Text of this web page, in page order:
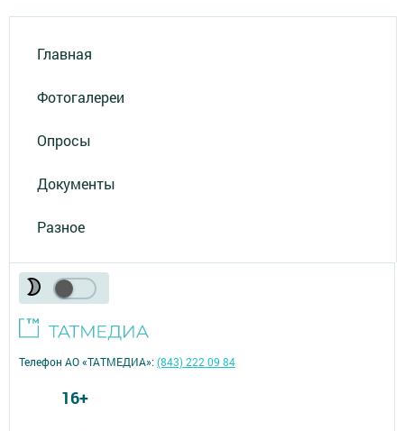
Главная
Фотогалереи
Опросы
Документы
Разное
Телефон АО «ТАТМЕДИА»:(843) 222 09 84
16+